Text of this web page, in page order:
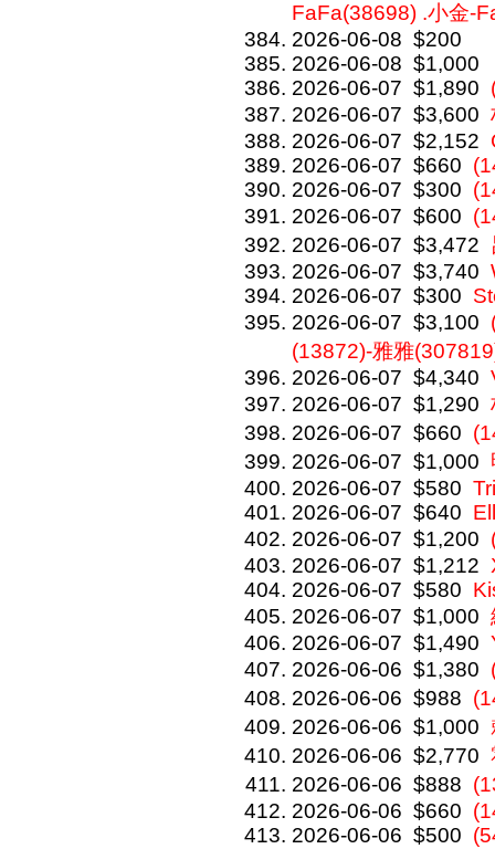
FaFa(38698) .小金-
2026-06-08 $200
2026-06-08 $1,000
2026-06-07 $1,890
2026-06-07 $3,600
2026-06-07 $2,152
2026-06-07 $660
2026-06-07 $300
2026-06-07 $600
2026-06-07 $3,472
2026-06-07 $3,740
2026-06-07 $300
2026-06-07 $3,100
(13872)-雅雅
2026-06-07 $4,340
2026-06-07 $1,290
2026-06-07 $660
2026-06-07 $1,000
2026-06-07 $580
2026-06-07 $640
2026-06-07 $1,200
2026-06-07 $1,212
2026-06-07 $580
2026-06-07 $1,000
2026-06-07 $1,490
2026-06-06 $1,380
2026-06-06 $988
2026-06-06 $1,000
2026-06-06 $2,770
2026-06-06 $888
2026-06-06 $660
2026-06-06 $500